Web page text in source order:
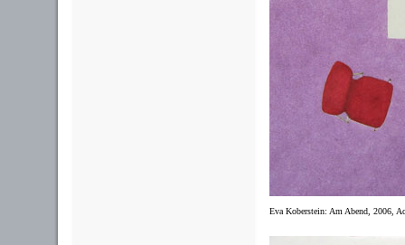
Eva Koberstein: Am Abend, 2006,